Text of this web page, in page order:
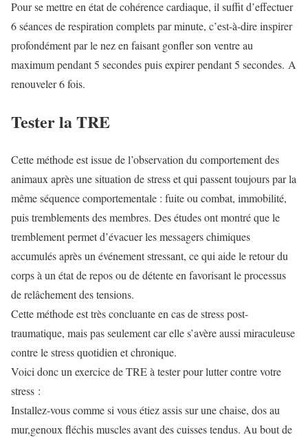
Pour se mettre en état de cohérence cardiaque, il suffit d’effectuer
6 séances de respiration complets par minute, c’est-à-dire inspirer
profondément par le nez en faisant gonfler son ventre au
maximum pendant 5 secondes puis expirer pendant 5 secondes. A
renouveler 6 fois.
Tester la TRE
Cette méthode est issue de l’observation du comportement des
animaux après une situation de stress et qui passent toujours par la
même séquence comportementale : fuite ou combat, immobilité,
puis tremblements des membres. Des études ont montré que le
tremblement permet d’évacuer les messagers chimiques
accumulés après un événement stressant, ce qui aide le retour du
corps à un état de repos ou de détente en favorisant le processus
de relâchement des tensions.
Cette méthode est très concluante en cas de stress post-
traumatique, mais pas seulement car elle s’avère aussi miraculeuse
contre le stress quotidien et chronique.
Voici donc un exercice de TRE à tester pour lutter contre votre
stress :
Installez-vous comme si vous étiez assis sur une chaise, dos au
mur,genoux fléchis muscles avant des cuisses tendus. Au bout de